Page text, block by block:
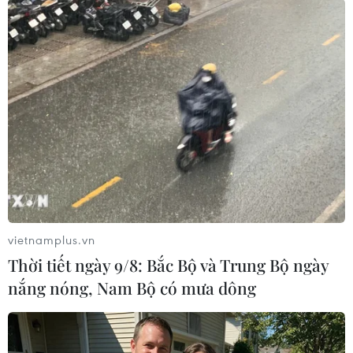
cháy chữa cháy tại đây, đồng thời đánh giá đây
là kho có vai trò rất quan trọng trong hệ thống
phân phối của PVOIL ở Thành phố Hồ Chí Minh
và một số tỉnh lân cận./.
(Vietnam+)
vietnamplus.vn
Thời tiết ngày 9/8: Bắc Bộ và Trung Bộ ngày
nắng nóng, Nam Bộ có mưa dông